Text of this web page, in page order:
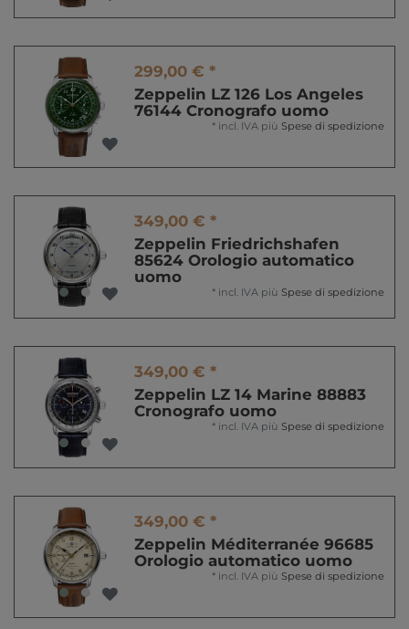
299,00 € *
Zeppelin LZ 126 Los Angeles
76144 Cronografo uomo
* incl. IVA più Spese di spedizione
349,00 € *
Zeppelin Friedrichshafen
85624 Orologio automatico
uomo
* incl. IVA più Spese di spedizione
349,00 € *
Zeppelin LZ 14 Marine 88883
Cronografo uomo
* incl. IVA più Spese di spedizione
349,00 € *
Zeppelin Méditerranée 96685
Orologio automatico uomo
* incl. IVA più Spese di spedizione